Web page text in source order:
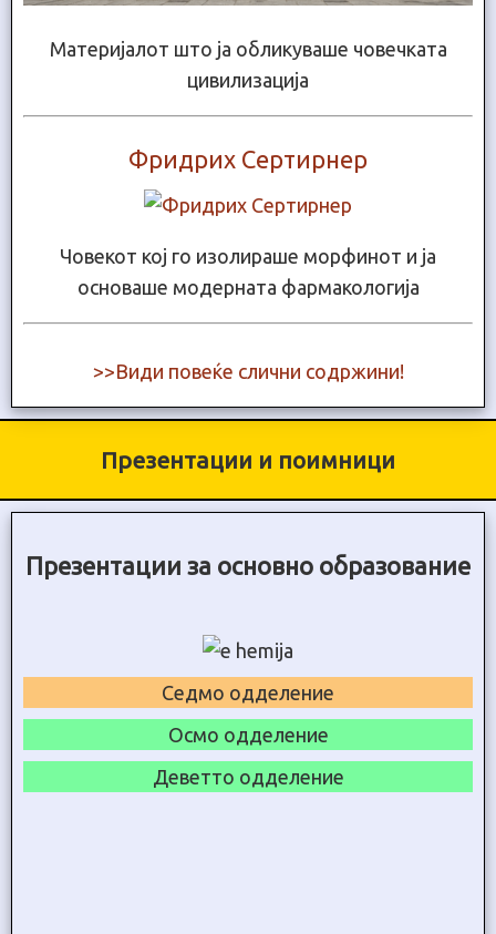
Материјалот што ја обликуваше човечката
цивилизација
Фридрих Сертирнер
Човекот кој го изолираше морфинот и ја
основаше модерната фармакологија
>>Види повеќе слични содржини!
Презентации и поимници
Презентации за основно образование
Седмо одделение
Осмо одделение
Деветто одделение